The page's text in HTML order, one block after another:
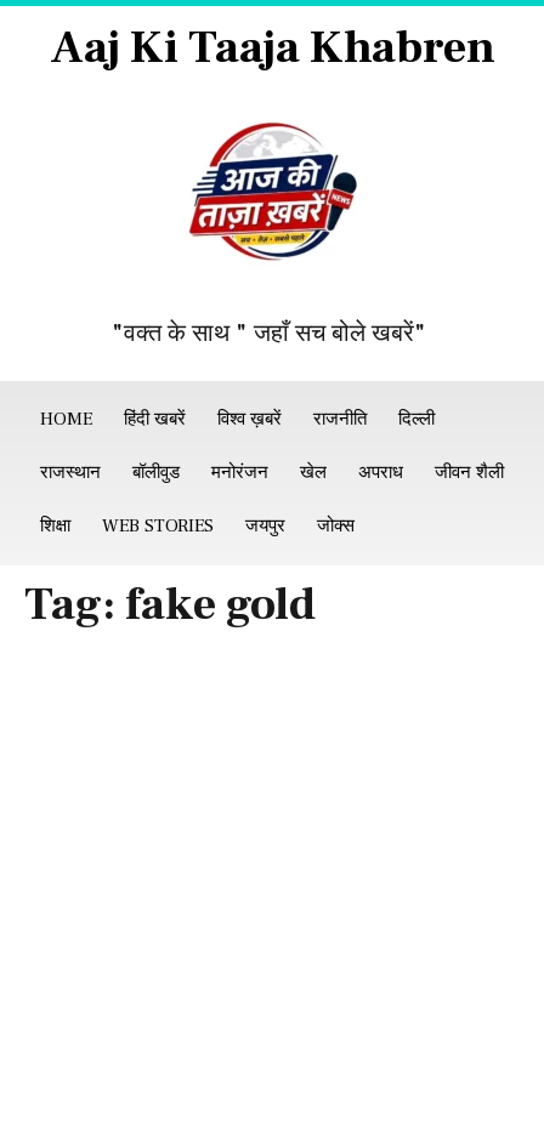
Aaj Ki Taaja Khabren
"वक्त के साथ " जहाँ सच बोले खबरें"
HOME हिंदी खबरें विश्व ख़बरें राजनीति दिल्ली
राजस्थान बॉलीवुड मनोरंजन खेल अपराध जीवन शैली
शिक्षा WEB STORIES जयपुर जोक्स
Tag: fake gold